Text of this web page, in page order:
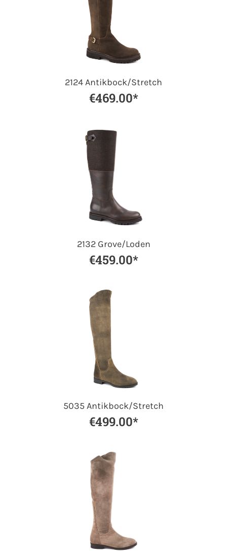
2124 Antikbock/Stretch
€469.00*
2132 Grove/Loden
€459.00*
5035 Antikbock/Stretch
€499.00*